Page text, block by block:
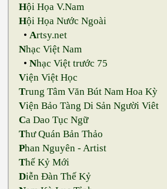
Hội Họa V.Nam
Hội Họa Nước Ngoài
•Artsy.net
Nhạc Việt Nam
•Nhạc Việt trước 75
Viện Việt Học
Trung Tâm Văn Bút Nam Hoa Kỳ
Viện Bảo Tàng Di Sản Người Viêt
Ca Dao Tục Ngữ
Thư Quán Bản Thảo
Phan Nguyên - Artist
Thế Kỷ Mới
Diễn Đàn Thế Kỷ